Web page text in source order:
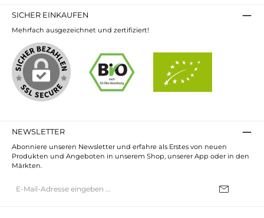
SICHER EINKAUFEN
Mehrfach ausgezeichnet und zertifiziert!
NEWSLETTER
Abonniere unseren Newsletter und erfahre als Erstes von neuen
Produkten und Angeboten in unserem Shop, unserer App oder in den
Märkten.
Mail-